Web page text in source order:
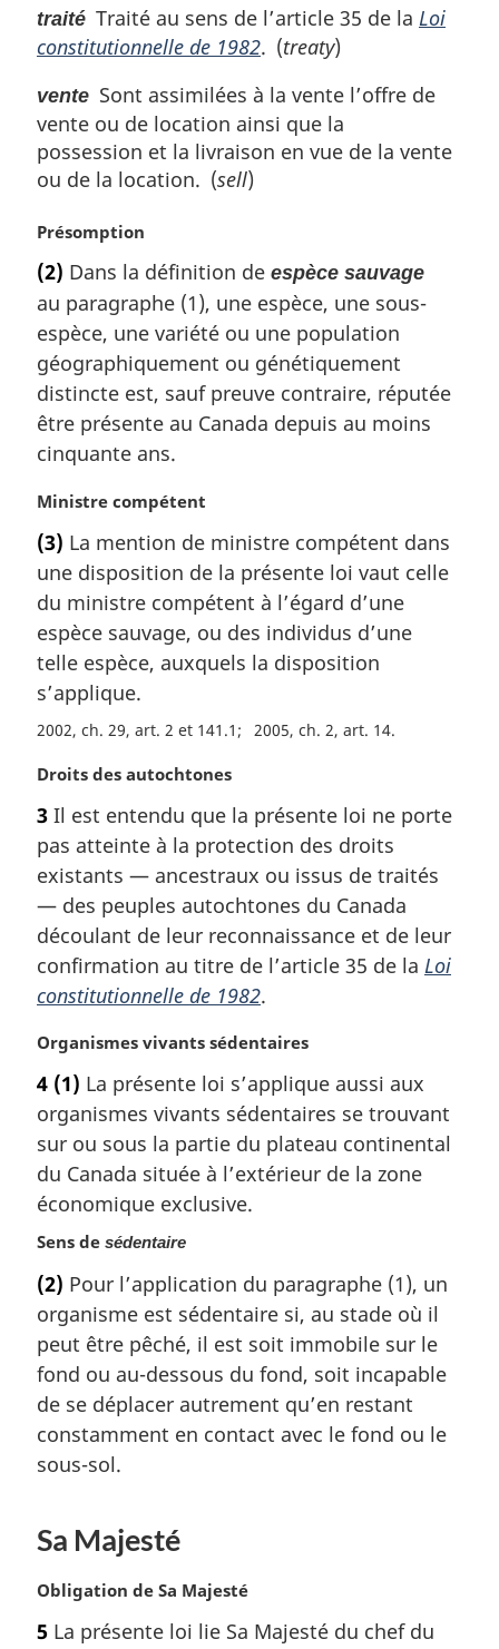
traité Traité au sens de l’article 35 de la Loi
constitutionnelle de 1982. (treaty)
vente Sont assimilées à la vente l’offre de
vente ou de location ainsi que la
possession et la livraison en vue de la vente
ou de la location. (sell)
N
t
e
m
r
g
i
n
l
:
Présomption
(2) Dans la définition de espèce sauvage
au paragraphe (1), une espèce, une sous-
espèce, une variété ou une population
géographiquement ou génétiquement
distincte est, sauf preuve contraire, réputée
être présente au Canada depuis au moins
cinquante ans.
N
t
e
m
a
g
i
n
l
:
Ministre compétent
(3) La mention de ministre compétent dans
une disposition de la présente loi vaut celle
du ministre compétent à l’égard d’une
espèce sauvage, ou des individus d’une
telle espèce, auxquels la disposition
s’applique.
2002, ch. 29, art. 2 et 141.1 2005, ch. 2, art. 14
N
t
e
m
g
i
n
l
:
Droits des autochtones
3 Il est entendu que la présente loi ne porte
pas atteinte à la protection des droits
existants — ancestraux ou issus de traités
— des peuples autochtones du Canada
découlant de leur reconnaissance et de leur
confirmation au titre de l’article 35 de la Loi
constitutionnelle de 1982.
N
t
e
m
a
g
i
a
l
e
:
Organismes vivants sédentaires
4 (1) La présente loi s’applique aussi aux
organismes vivants sédentaires se trouvant
sur ou sous la partie du plateau continental
du Canada située à l’extérieur de la zone
économique exclusive.
Sens de sédentaire
(2) Pour l’application du paragraphe (1), un
organisme est sédentaire si, au stade où il
peut être pêché, il est soit immobile sur le
fond ou au-dessous du fond, soit incapable
de se déplacer autrement qu’en restant
constamment en contact avec le fond ou le
sous-sol.
Sa Majesté
N
t
Obligation de Sa Majesté
5 La présente loi lie Sa Majesté du chef du